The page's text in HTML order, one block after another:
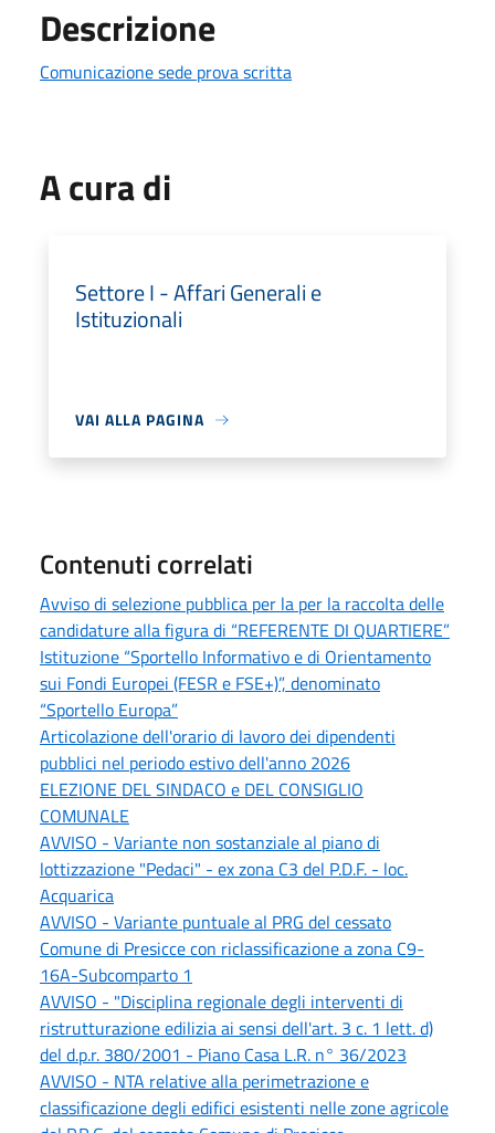
Descrizione
Comunicazione sede prova scritta
A cura di
Settore I - Affari Generali e
Istituzionali
VAI ALLA PAGINA
Contenuti correlati
Avviso di selezione pubblica per la per la raccolta delle
candidature alla figura di “REFERENTE DI QUARTIERE”
Istituzione “Sportello Informativo e di Orientamento
sui Fondi Europei (FESR e FSE+)”, denominato
“Sportello Europa”
Articolazione dell'orario di lavoro dei dipendenti
pubblici nel periodo estivo dell'anno 2026
ELEZIONE DEL SINDACO e DEL CONSIGLIO
COMUNALE
AVVISO - Variante non sostanziale al piano di
lottizzazione "Pedaci" - ex zona C3 del P.D.F. - loc.
Acquarica
AVVISO - Variante puntuale al PRG del cessato
Comune di Presicce con riclassificazione a zona C9-
16A-Subcomparto 1
AVVISO - "Disciplina regionale degli interventi di
ristrutturazione edilizia ai sensi dell'art. 3 c. 1 lett. d)
del d.p.r. 380/2001 - Piano Casa L.R. n° 36/2023
AVVISO - NTA relative alla perimetrazione e
classificazione degli edifici esistenti nelle zone agricole